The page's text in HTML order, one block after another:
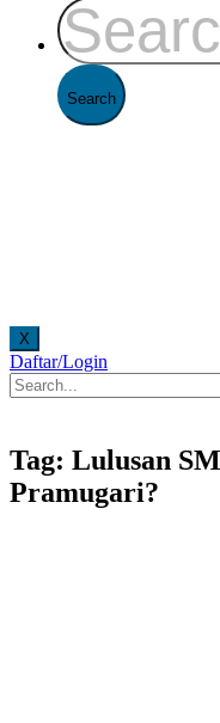
X
Daftar/Login
Tag: Lulusan
Pramugari?